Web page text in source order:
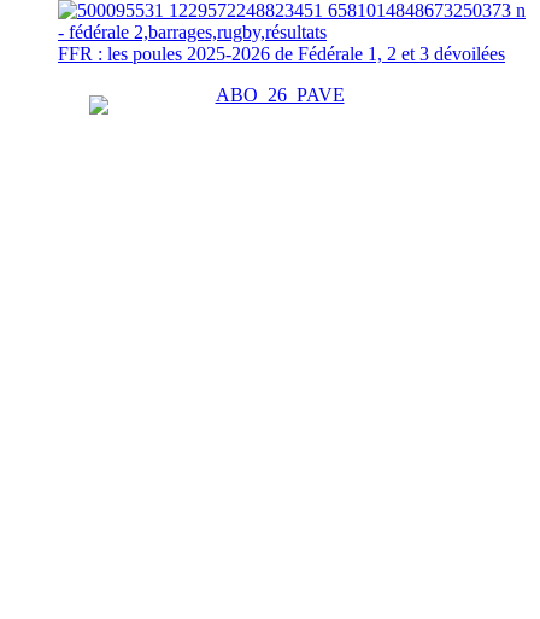
FFR : les poules 2025-2026 de Fédérale 1, 2 et 3 dévoilées